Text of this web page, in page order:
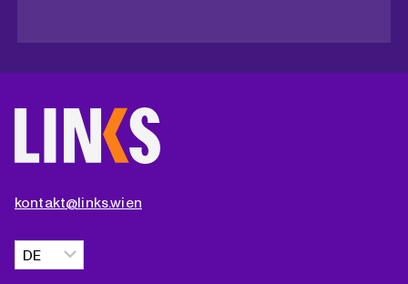
kontakt@links.wien
Sprache
auswählen